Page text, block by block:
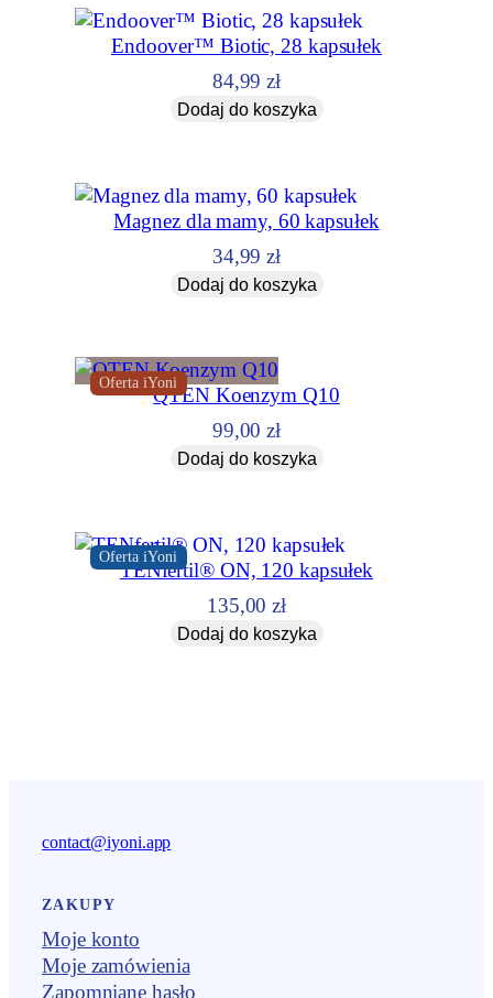
Endoover™ Biotic, 28 kapsułek
84,99zł
Dodaj do koszyka
Magnez dla mamy, 60 kapsułek
34,99zł
Dodaj do koszyka
Oferta iYoni
QTEN Koenzym Q10
99,00zł
Dodaj do koszyka
Oferta iYoni
TENfertil® ON, 120 kapsułek
135,00zł
Dodaj do koszyka
contact@iyoni.app
ZAKUPY
Moje konto
Moje zamówienia
Zapomniane hasło